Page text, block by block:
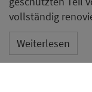
vollständig
Weiterlesen